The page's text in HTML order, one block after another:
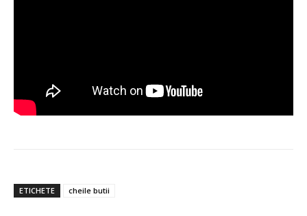
ETICHETE cheile butii